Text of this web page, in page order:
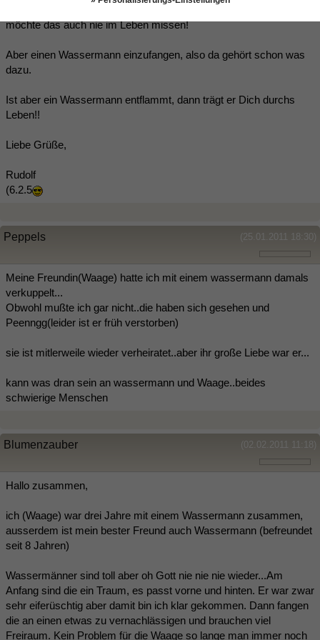
möchte das auch nie im Leben missen!
Aber einen Wassermann einzufangen, also da gehört schon was
dazu.
Ist aber ein Wassermann entflammt, dann trägt er Dich durchs
Leben!!
Liebe Grüße,
Rudolf
(6.2.5
(25.01.2011 18:30)
Peppels
Meine Freundin(Waage) hatte ich mit einem wassermann damals
verkuppelt...
Obwohl mußte ich gar nicht..die haben sich gesehen und
Peenngg(leider ist er früh verstorben)
sie ist mitlerweile wieder verheiratet..aber ihr große Liebe war er...
kann was dran sein an wassermann und Waage..beides
schwierige Menschen
(02.02.2011 11:18)
Blumenzauber
Hallo zusammen,
ich (Waage) war drei Jahre mit einem Wassermann zusammen,
ausserdem ist mein bester Freund auch Wassermann (befreundet
seit 8 Jahren)
Wassermänner sind toll aber oh Gott nie nie nie wieder...Am
Anfang sind die ein Traum, es passt vorne und hinten. Er war zwar
sehr eiferüschtig aber damit bin ich klar gekommen. Dann fangen
die an einen etwas zu vernachlässigen und brauchen viel
Freiraum. Kein Problem für die Waage so lange man immer noch